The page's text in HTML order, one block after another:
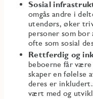
Sosial
omgås andre i
utendørs, øker
personer som bor
ofte som sosial
Rettferdig og
beboerne får
skaper en følelse
deres er
vært med og